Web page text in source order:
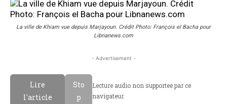
La ville de Khiam vue depuis Marjayoun. Crédit Photo: François el Bacha pour
Libnanews.com
- Advertisement -
Lire
l'article
Sto
p
Lecture audio non supportee par ce
navigateur.